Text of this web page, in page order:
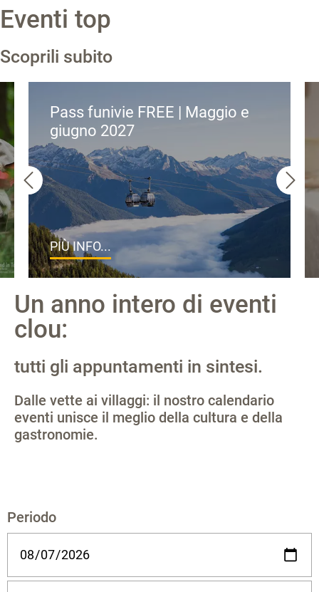
Eventi top
Scoprili subito
Pass funivie FREE | Maggio e
giugno 2027
PIÙ INFO...
Un anno intero di eventi
clou:
tutti gli appuntamenti in sintesi.
Dalle vette ai villaggi: il nostro calendario
eventi unisce il meglio della cultura e della
gastronomie.
Periodo